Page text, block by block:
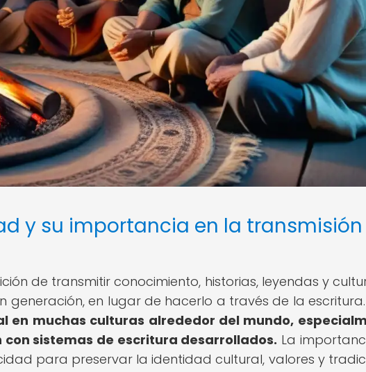
y su importancia en la transmisión
de transmitir conocimiento, historias, leyendas y
generación, en lugar de hacerlo a través de la escritura.
en muchas culturas alrededor del mundo,
sistemas de escritura desarrollados. La
para preservar la identidad cultural, valores y